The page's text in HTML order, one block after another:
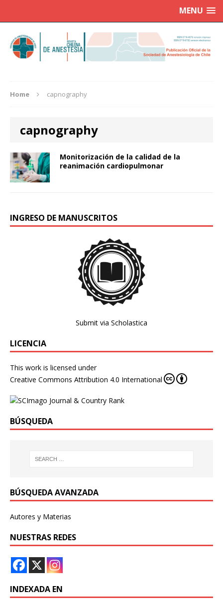
MENU
Home capnography
capnography
Monitorización de la calidad de la
reanimación cardiopulmonar
INGRESO DE MANUSCRITOS
Submit via Scholastica
LICENCIA
This work is licensed under
Creative Commons Attribution 4.0 International
BÚSQUEDA
BÚSQUEDA AVANZADA
Autores y Materias
NUESTRAS REDES
INDEXADA EN